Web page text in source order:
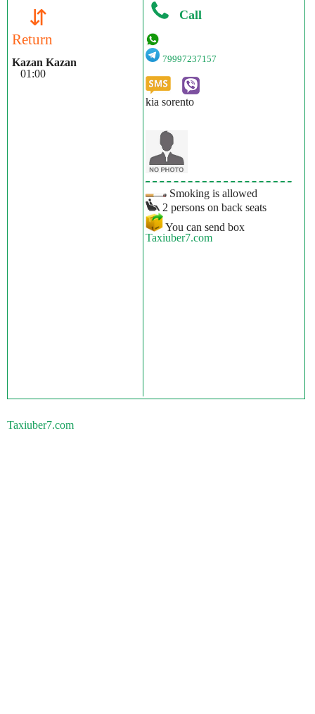
⇵
Return
Kazan Kazan
01:00
Call
79997237157
kia sorento
Smoking is allowed
2 persons on back seats
You can send box
Taxiuber7.com
Taxiuber7.com